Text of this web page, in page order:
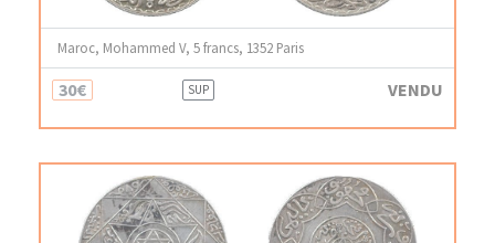
Maroc, Mohammed V, 5 francs, 1352 Paris
30€ SUP VENDU